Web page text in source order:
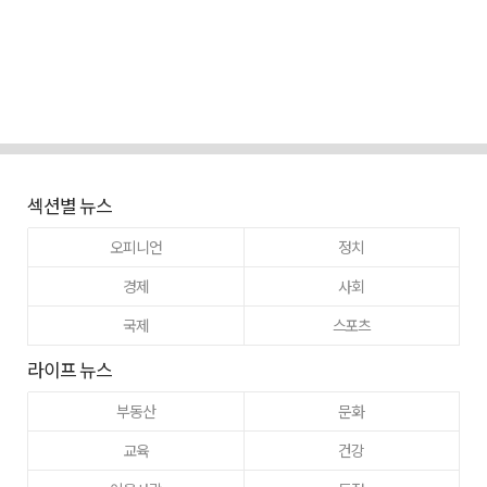
섹션별 뉴스
오피니언
정치
경제
사회
국제
스포츠
라이프 뉴스
부동산
문화
교육
건강